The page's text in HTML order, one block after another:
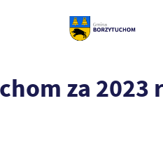
za 2023